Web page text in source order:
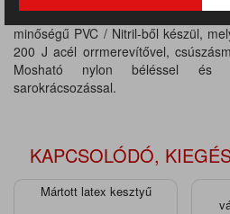
PVC & nitril, steelite
minőségű PVC / Nitril-ből készül,
200 J acél orrmerevítővel,
Mosható nylon béléssel és
sarokrácsozással.
KAPCSOLÓDÓ,
Mártott latex kesztyű